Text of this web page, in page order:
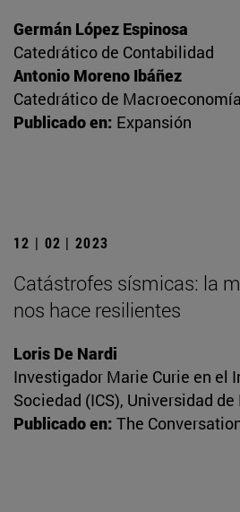
Germán López Espinosa
Catedrático de Contabilidad
Antonio Moreno Ibáñez
Catedrático de Macroeconomía
Publicado en: Expansión
12 | 02 | 2023
Catástrofes sísmicas: la
nos hace resilientes
Loris De Nardi
Investigador Marie Curie en el
Sociedad (ICS), Universidad de
Publicado en: The